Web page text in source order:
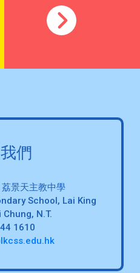
們
景天主教中學
School, Lai King
Chung, N.T.
1610